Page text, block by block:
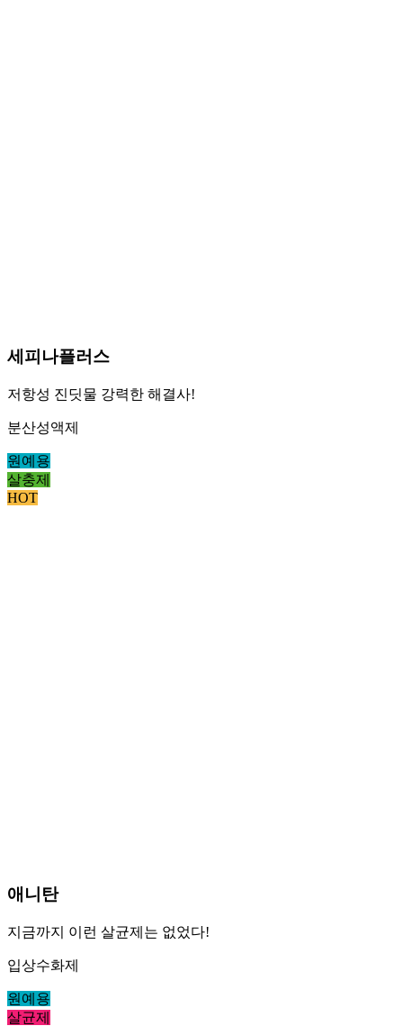
세피나플러스
저항성 진딧물 강력한 해결사!
분산성액제
원예용
살충제
HOT
애니탄
지금까지 이런 살균제는 없었다!
입상수화제
원예용
살균제